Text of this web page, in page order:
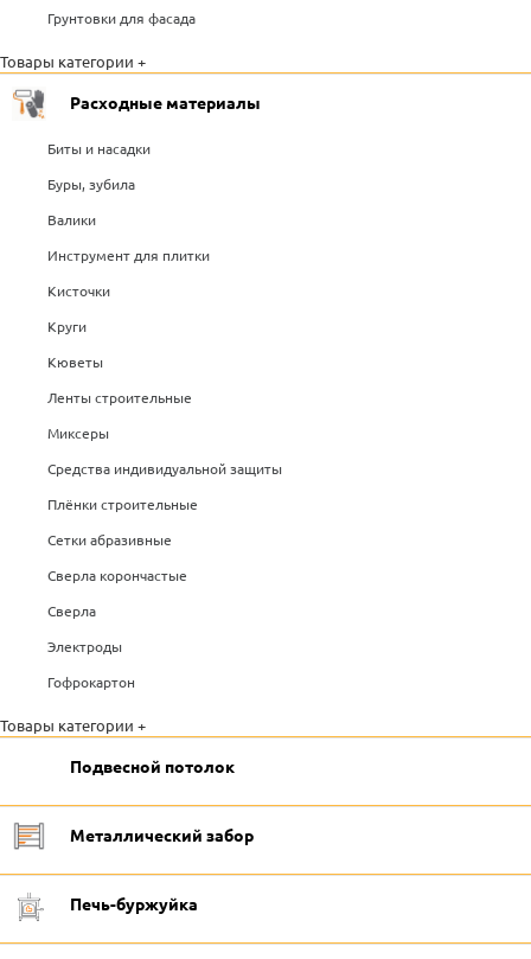
Грунтовки для фасада
Товары категории +
Расходные материалы
Биты и насадки
Буры, зубила
Валики
Инструмент для плитки
Кисточки
Круги
Кюветы
Ленты строительные
Миксеры
Средства индивидуальной защиты
Плёнки строительные
Сетки абразивные
Сверла корончастые
Сверла
Электроды
Гофрокартон
Товары категории +
Подвесной потолок
Металлический забор
Печь-буржуйка